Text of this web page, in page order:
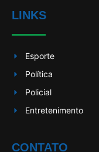
LINKS
Esporte
Política
Policial
Entretenimento
CONTATO